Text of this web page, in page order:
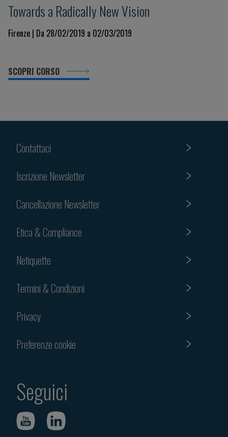
Towards a Radically New Vision
Firenze | Da 28/02/2019 a 02/03/2019
SCOPRI CORSO
Contattaci
Iscrizione Newsletter
Cancellazione Newsletter
Etica & Compliance
Netiquette
Termini & Condizioni
Privacy
Preferenze cookie
Seguici